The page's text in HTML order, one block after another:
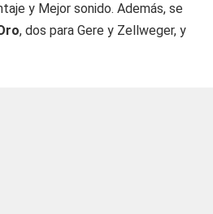
y Mejor sonido. Además, se
, dos para Gere y Zellweger, y